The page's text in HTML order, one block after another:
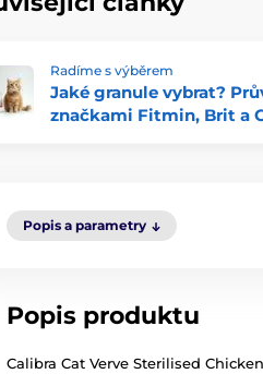
Radíme s výběrem
Jaké granule vybrat?
značkami Fitmin, Brit a
Popis a parametry
Popis produktu
Calibra Cat Verve Sterilised